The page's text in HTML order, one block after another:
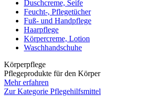
Duschcreme, Seife
Feucht-, Pflegetücher
Fuß- und Handpflege
Haarpflege
Körpercreme, Lotion
Waschhandschuhe
Körperpflege
Pflegeprodukte für den Körper
Mehr erfahren
Zur Kategorie Pflegehilfsmittel